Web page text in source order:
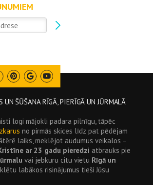
Pinterest
GoogleYoutube
ŠŪŠANA RĪGĀ, PIERĪGĀ UN JŪRMALĀ
logi mājokli padara pilnīgu, tāpēc
no pirmās skices līdz pat pēdējam
laiks, meklējot audumus veikalos –
ar 23 gadu pieredzi atbrauks pie
vai jebkuru citu vietu Rīgā un
labākos risinājumus tieši Jūsu